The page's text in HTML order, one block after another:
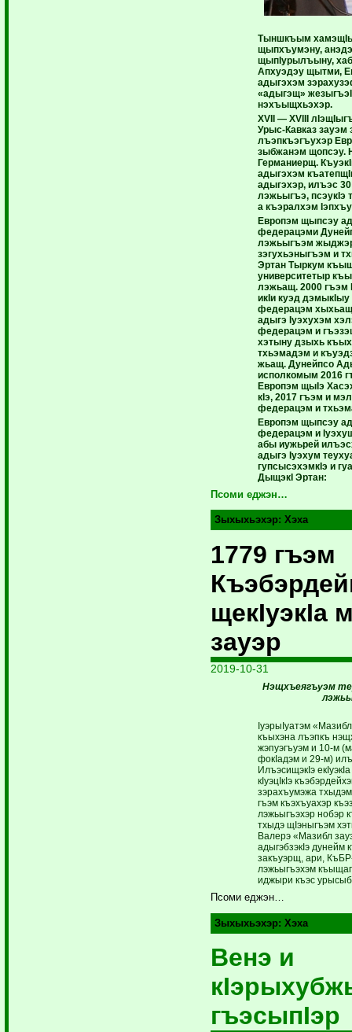
Тыншкъым
щыпхъумэну,
щыпIурылъыну,
Апхуэдэу щытми,
адыгэхэм
«адыгэщ»
нэхъыщхьэхэр.
XVII — XVIII
Урыс-Кавказ зауэм
лъэпкъэ­гъухэр
зыбжанэм щопсэу.
Германиерщ.
адыгэхэм
адыгэхэр, илъэс
лэжьыгъэ,
а къэралхэм
Европэм щыпсэу
федера­цэми
лэжьыгъэм
зэгу­хьэныгъэм и
Эртан Тыркум
университетыр
лэжьащ. 2000 гъэм
икIи куэд дэмыкIыу
федерацэм
адыгэ Iуэхухэм
федерацэм и
хэтыну дзыхь
тхьэмадэм и
жьащ. Дунейпсо
исполкомым 2016
Европэм щыIэ
кIэ, 2017 гъэм и
федерацэм и
Европэм щыпсэу
федерацэм и
абы иужьрей
адыгэ Iуэхум
гупсысэхэмкIэ и
ДыщэкI Эртан:
Псоми еджэн…
Зыхыхьэхэр:Хэха
1779 гъэм
щекIуэкIа
зауэр
2019-10-31
Нэщхъеягъуэм
IуэрыIуатэм
къыхэна лъэпкъ
жэпуэгъуэм и 10-м
фокIадэм и 29-м)
ИлъэсищэкIэ
кIуэцIкIэ
зэрахъумэжа
гъэм къэхъуахэр
лэжьыгъэхэр нобэр
тхыдэ щIэныгъэм
Валерэ «Мазибл
адыгэбзэкIэ дунейм
закъуэрщ, ари,
лэжьыгъэхэм
иджыри къэс
Псоми еджэн…
Зыхыхьэхэр:Хэха
Венэ и
гъэсыпIэр